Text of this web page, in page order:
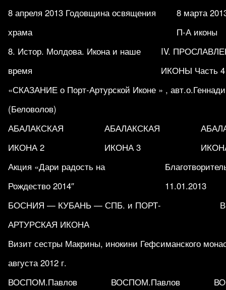
8 апреля 2013 Годовщина освящения
храма
8 марта
П-А иконы
8. Истор. Молдова. Икона и наше
время
IV.
ИКОНЫ Часть 4
«СКАЗАНИЕ о Порт-Артурской Иконе » ,
(Беловолов)
АБАЛАКСКАЯ
ИКОНА 2
АБАЛАКСКАЯ
ИКОНА 3
Акция «Дари радость на
Рождество 2014″
11.01.2013
БОСНИЯ — КУБАНЬ — СПБ. и ПОРТ-
АРТУРСКАЯ ИКОНА
Визит сестры Макрины, инокини Гефсиманского
августа 2012 г.
ВОСПОМ.Павлов
ВОСПОМ.Павлов